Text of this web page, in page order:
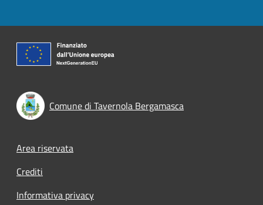
Comune di Tavernola Bergamasca
Footer menu
Area riservata
Crediti
Informativa privacy